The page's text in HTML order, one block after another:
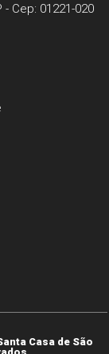
- Cep: 01221-020
Casa de São